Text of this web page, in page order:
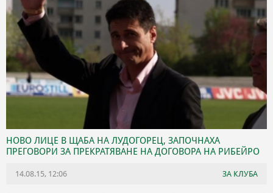
НОВО ЛИЦЕ В ЩАБА НА ЛУДОГОРЕЦ, ЗАПОЧНАХА
ПРЕГОВОРИ ЗА ПРЕКРАТЯВАНЕ НА ДОГОВОРА НА РИБЕЙРО
14.08.15, 12:06 ЗА КЛУБА